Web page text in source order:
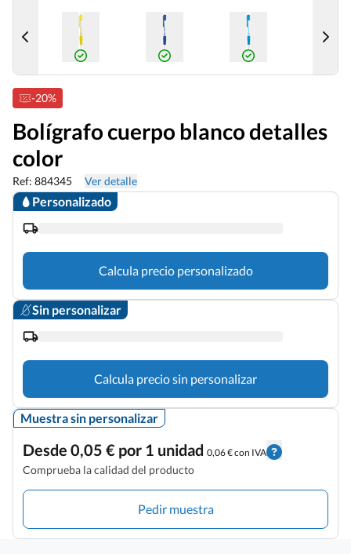
-20%
Bolígrafo cuerpo blanco detalles
color
Ref: 884345 Ver detalle
Personalizado
Calcula precio personalizado
Sin personalizar
Calcula precio sin personalizar
Muestra sin personalizar
Desde 0,05 € por 1 unidad 0,06 € con IVA
Comprueba la calidad del producto
Pedir muestra